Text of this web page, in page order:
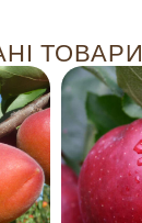
ТОВАРИ